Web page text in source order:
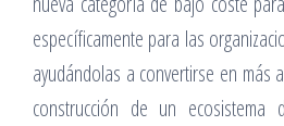
específicamente para las
ayudándolas a convertirse en más
construcción de un